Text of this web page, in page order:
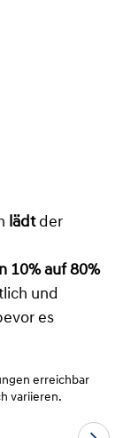
lädt der
10% auf 80%
und
es
erreichbar
variieren.